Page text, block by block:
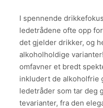
I spennende
ledetrådene ofte opp
det gjelder drikker, og
alkoholholdige
omfavner et bredt
inkludert de alkoholfrie
ledetråder som tar deg
tevarianter, fra den